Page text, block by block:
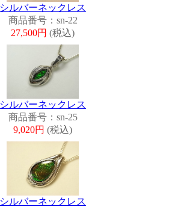
シルバーネックレス
商品番号：sn-22
27,500円 (税込)
シルバーネックレス
商品番号：sn-25
9,020円 (税込)
シルバーネックレス